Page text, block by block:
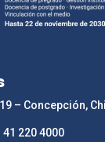
– Concepción,
41 220 4000